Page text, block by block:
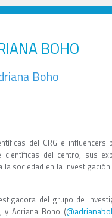
BOHO
Boho
del CRG e influencers
del centro, sus
sociedad en la
del grupo de
y Adriana Boho (